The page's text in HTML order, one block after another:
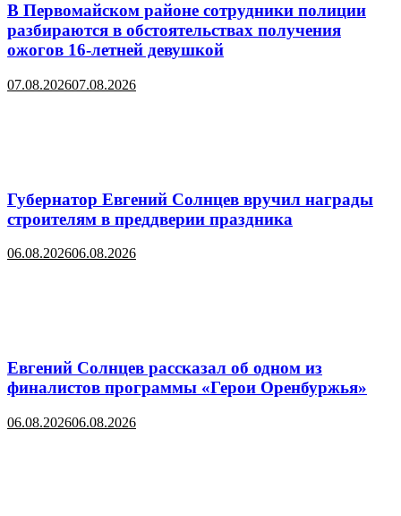
В Первомайском районе сотрудники полиции
разбираются в обстоятельствах получения
ожогов 16-летней девушкой
07.08.202607.08.2026
Губернатор Евгений Солнцев вручил награды
строителям в преддверии праздника
06.08.202606.08.2026
Евгений Солнцев рассказал об одном из
финалистов программы «Герои Оренбуржья»
06.08.202606.08.2026